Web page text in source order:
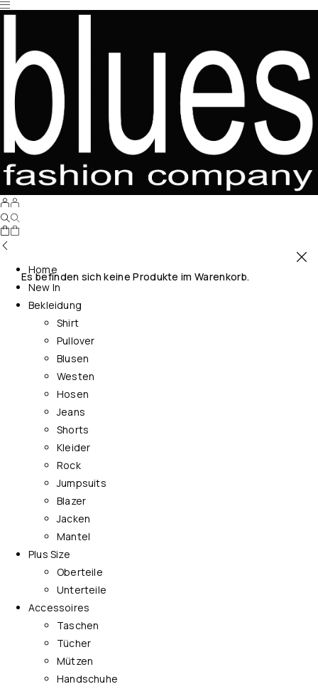
Es befinden sich keine Produkte im Warenkorb.
Home
New In
Bekleidung
Shirt
Pullover
Blusen
Westen
Hosen
Jeans
Shorts
Kleider
Rock
Jumpsuits
Blazer
Jacken
Mantel
Plus Size
Oberteile
Unterteile
Accessoires
Taschen
Tücher
Mützen
Handschuhe